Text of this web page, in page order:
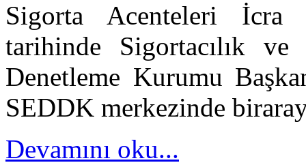
Sigorta Acenteleri İcra
tarihinde Sigortacılık
Denetleme Kurumu
SEDDK merkezinde
Devamını oku...